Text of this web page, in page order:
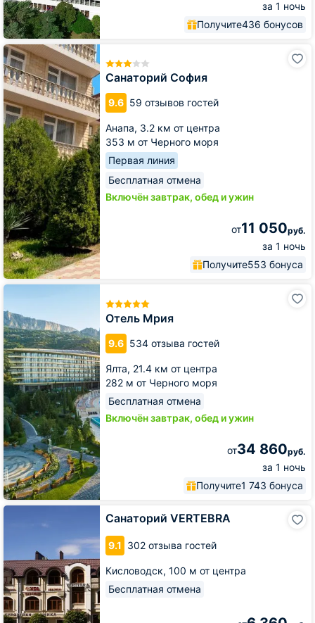
за 1 ночь
Получите436 бонусов
Санаторий София
9.6 59 отзывов гостей
Анапа, 3.2 км от центра
353 м от Черного моря
Первая линия
Бесплатная отмена
Включён завтрак, обед и ужин
от11 050руб.
за 1 ночь
Получите553 бонуса
Санаторий
София
Отель Мрия
9.6 534 отзыва гостей
Ялта, 21.4 км от центра
282 м от Черного моря
Бесплатная отмена
Включён завтрак, обед и ужин
от34 860руб.
за 1 ночь
Получите1 743 бонуса
Отель
Санаторий VERTEBRA
9.1 302 отзыва гостей
Кисловодск, 100 м от центра
Бесплатная отмена
Санаторий
VERTEBRA